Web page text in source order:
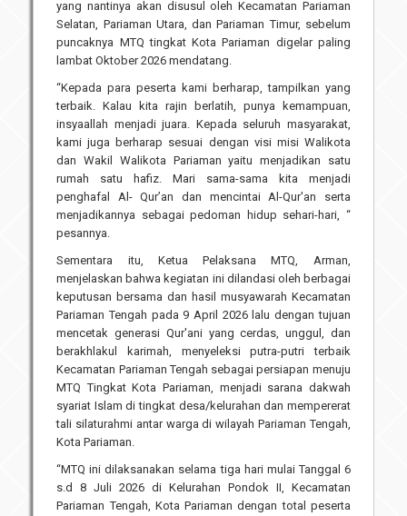
yang nantinya akan disusul oleh Kecamatan Pariaman
Selatan, Pariaman Utara, dan Pariaman Timur, sebelum
puncaknya MTQ tingkat Kota Pariaman digelar paling
lambat Oktober 2026 mendatang.
“Kepada para peserta kami berharap, tampilkan yang
terbaik. Kalau kita rajin berlatih, punya kemampuan,
insyaallah menjadi juara. Kepada seluruh masyarakat,
kami juga berharap sesuai dengan visi misi Walikota
dan Wakil Walikota Pariaman yaitu menjadikan satu
rumah satu hafiz. Mari sama-sama kita menjadi
penghafal Al- Qur’an dan mencintai Al-Qur'an serta
menjadikannya sebagai pedoman hidup sehari-hari, “
pesannya.
Sementara itu, Ketua Pelaksana MTQ, Arman,
menjelaskan bahwa kegiatan ini dilandasi oleh berbagai
keputusan bersama dan hasil musyawarah Kecamatan
Pariaman Tengah pada 9 April 2026 lalu dengan tujuan
mencetak generasi Qur'ani yang cerdas, unggul, dan
berakhlakul karimah, menyeleksi putra-putri terbaik
Kecamatan Pariaman Tengah sebagai persiapan menuju
MTQ Tingkat Kota Pariaman, menjadi sarana dakwah
syariat Islam di tingkat desa/kelurahan dan mempererat
tali silaturahmi antar warga di wilayah Pariaman Tengah,
Kota Pariaman.
“MTQ ini dilaksanakan selama tiga hari mulai Tanggal 6
s.d 8 Juli 2026 di Kelurahan Pondok II, Kecamatan
Pariaman Tengah, Kota Pariaman dengan total peserta